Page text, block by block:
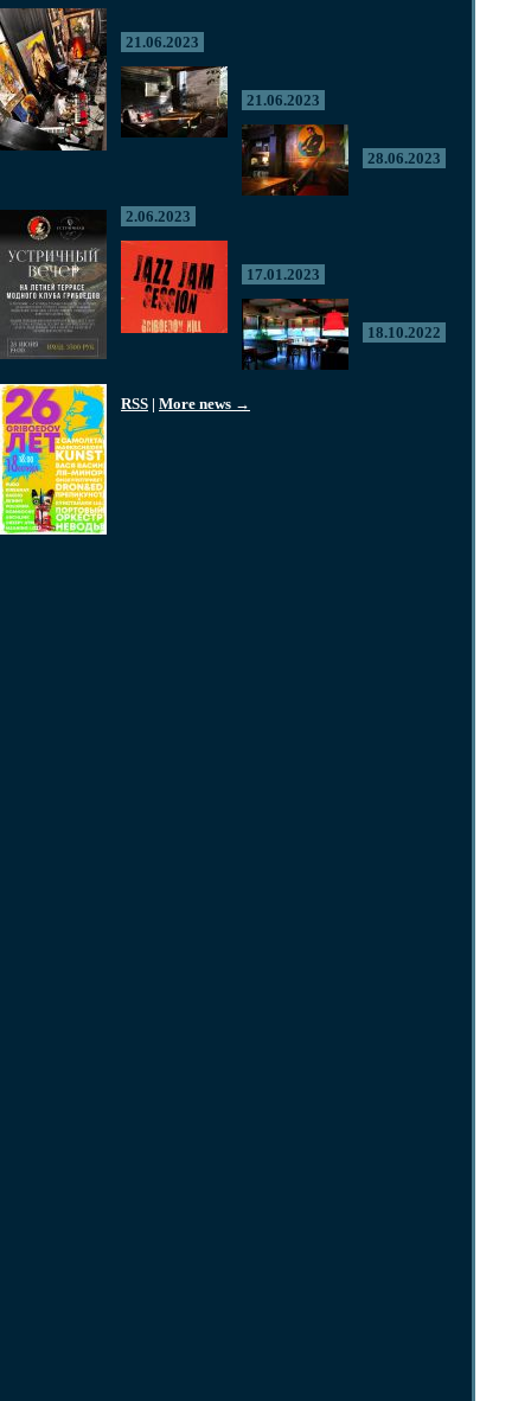
21.06.2023
21.06.2023
28.06.2023
2.06.2023
17.01.2023
18.10.2022
RSS | More news →